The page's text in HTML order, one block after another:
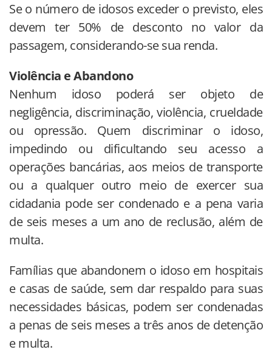
Se o número de idosos exceder o previsto, eles
devem ter 50% de desconto no valor da
passagem, considerando-se sua renda.
Violência e Abandono
Nenhum idoso poderá ser objeto de
negligência, discriminação, violência, crueldade
ou opressão. Quem discriminar o idoso,
impedindo ou dificultando seu acesso a
operações bancárias, aos meios de transporte
ou a qualquer outro meio de exercer sua
cidadania pode ser condenado e a pena varia
de seis meses a um ano de reclusão, além de
multa.
Famílias que abandonem o idoso em hospitais
e casas de saúde, sem dar respaldo para suas
necessidades básicas, podem ser condenadas
a penas de seis meses a três anos de detenção
e multa.